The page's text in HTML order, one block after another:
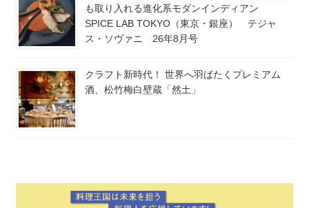
も取り入れる進化系モダンインディアン
SPICE LAB TOKYO（東京・銀座） テジャ
ス・ソヴァニ 26年8月号
クラフト新時代！ 世界へ羽ばたくプレミアム
酒、松竹梅白壁蔵「然土」